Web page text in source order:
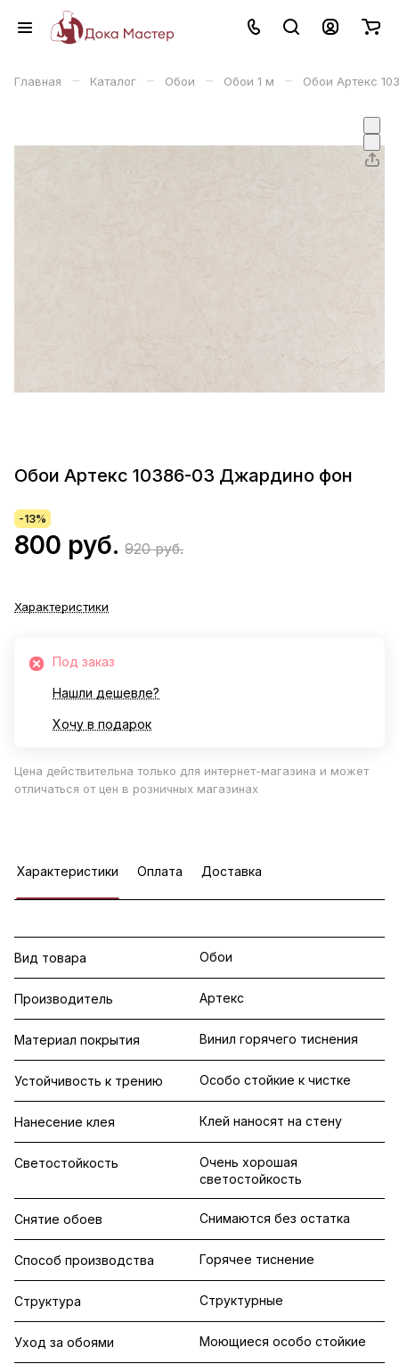
Главная – Каталог – Обои – Обои 1 м – Обои Артекс
Обои Артекс 10386-03 Джардино фон
-13%
800 руб. 920 руб.
Характеристики
Под заказ
Нашли дешевле?
Хочу в подарок
Цена действительна только для интернет-магазина и может
отличаться от цен в розничных магазинах
Характеристики Оплата Доставка
Вид товара Обои
Производитель Артекс
Материал покрытия Винил горячего тиснения
Устойчивость к трению Особо стойкие к чистке
Нанесение клея Клей наносят на стену
Светостойкость
Очень хорошая
светостойкость
Снятие обоев Снимаются без остатка
Способ производства Горячее тиснение
Структура Структурные
Уход за обоями Моющиеся особо стойкие